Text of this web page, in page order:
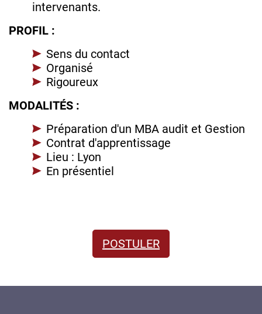
intervenants.
PROFIL :
Sens du contact
Organisé
Rigoureux
MODALITÉS :
Préparation d'un MBA audit et Gestion
Contrat d'apprentissage
Lieu : Lyon
En présentiel
POSTULER